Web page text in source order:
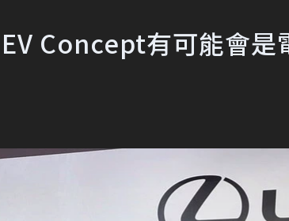
Concept有可能會是